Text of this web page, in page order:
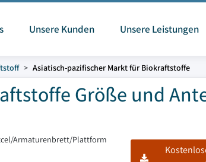
Unsere Kunden Unsere Leistungen
Asiatisch-pazifischer Markt für Biokraftstoffe
Größe und
Armaturenbrett/Plattform